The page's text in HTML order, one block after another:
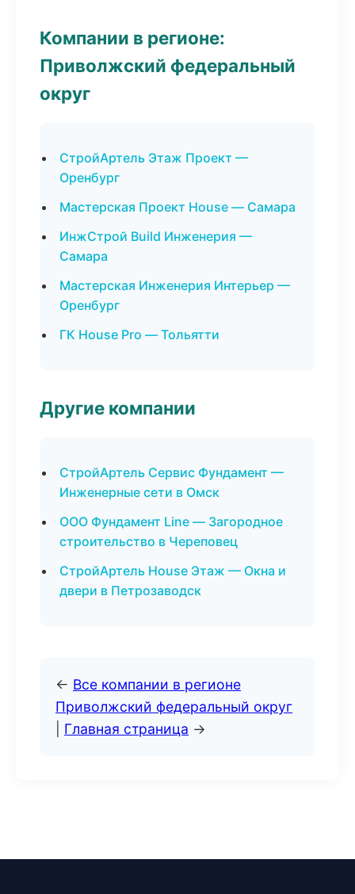
Компании в регионе:
Приволжский федеральный
округ
СтройАртель Этаж Проект —
Оренбург
Мастерская Проект House — Самара
ИнжСтрой Build Инженерия —
Самара
Мастерская Инженерия Интерьер —
Оренбург
ГК House Pro — Тольятти
Другие компании
СтройАртель Сервис Фундамент —
Инженерные сети в Омск
ООО Фундамент Line — Загородное
строительство в Череповец
СтройАртель House Этаж — Окна и
двери в Петрозаводск
← Все компании в регионе
Приволжский федеральный округ
Главная страница →